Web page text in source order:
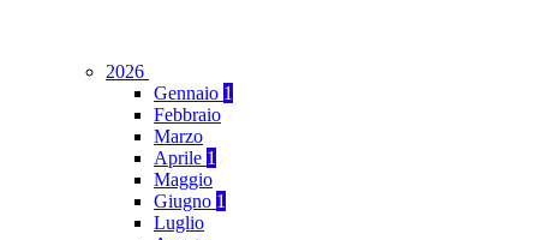
2026
Gennaio 1
Febbraio
Marzo
Aprile 1
Maggio
Giugno 1
Luglio